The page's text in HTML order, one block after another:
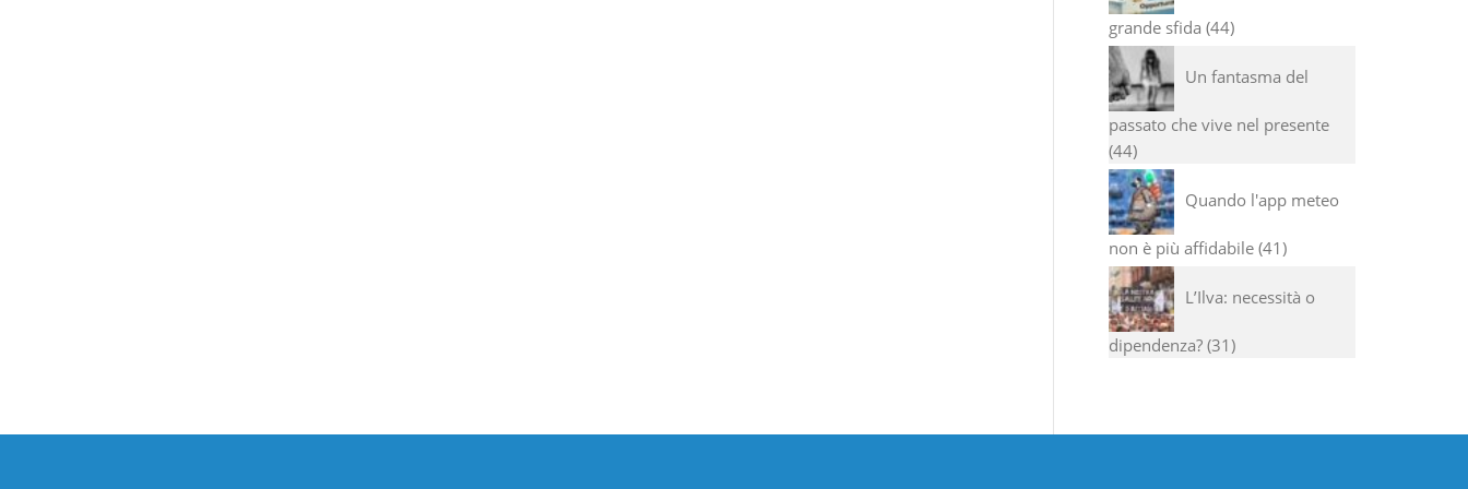
grande sfida 44
Un fantasma del
passato che vive nel presente
44
Quando l'app meteo
non è più affidabile 41
L’Ilva: necessità o
dipendenza? 31